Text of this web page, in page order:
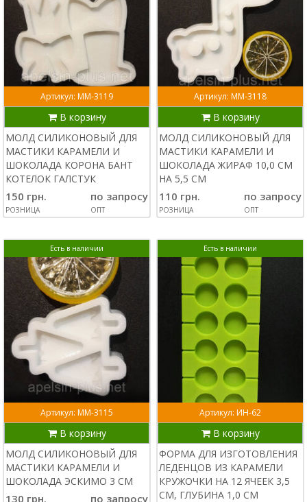
Артикул: ММ-3119
В корзину
МОЛД СИЛИКОНОВЫЙ ДЛЯ
МАСТИКИ КАРАМЕЛИ И
ШОКОЛАДА КОРОНА БАНТ
КОТЕЛОК ГАЛСТУК
150 грн.
РОЗНИЦА
по запросу
ОПТ
Артикул: ММ-3118
В корзину
МОЛД СИЛИКОНОВЫЙ ДЛЯ
МАСТИКИ КАРАМЕЛИ И
ШОКОЛАДА ЖИРАФ 10,0 СМ
НА 5,5 СМ
110 грн.
РОЗНИЦА
по запросу
ОПТ
Есть в наличии
Артикул: ММ-3115
В корзину
МОЛД СИЛИКОНОВЫЙ ДЛЯ
МАСТИКИ КАРАМЕЛИ И
ШОКОЛАДА ЭСКИМО 3 СМ
130 грн. по запросу
Есть в наличии
Артикул: ИН-62
В корзину
ФОРМА ДЛЯ ИЗГОТОВЛЕНИЯ
ЛЕДЕНЦОВ ИЗ КАРАМЕЛИ
КРУЖОЧКИ НА 12 ЯЧЕЕК 3,5
СМ, ГЛУБИНА 1,0 СМ